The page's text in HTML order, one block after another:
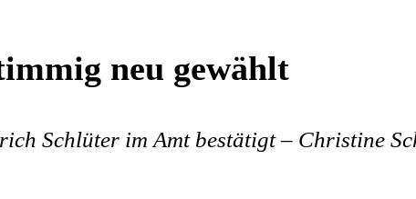
neu gewählt
Schlüter im Amt bestätigt – Christine